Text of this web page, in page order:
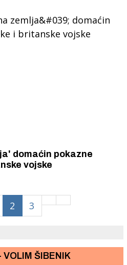
domaćin pokazne
vojske
2 3
VOLIM ŠIBENIK